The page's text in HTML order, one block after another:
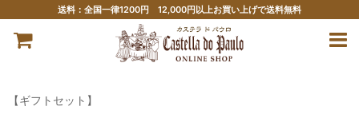
送料：全国一律1200円 12,000円以上お買い上げで送料無料
【ギフトセット】